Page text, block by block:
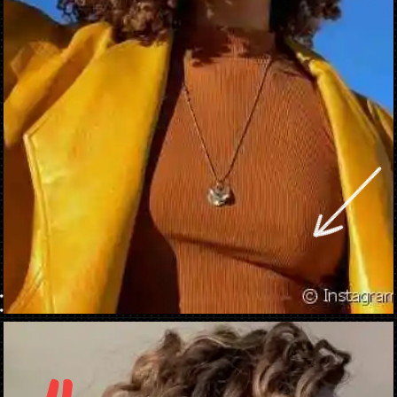
https://danidrops.com.br/it/